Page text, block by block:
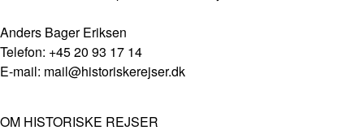
Anders Bager Eriksen
Telefon: +45 20 93 17 14
E-mail: mail@historiskerejser.dk
OM HISTORISKE REJSER